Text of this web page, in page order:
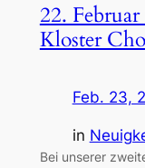
22.
Kloster
Feb. 23,
in
Bei unserer